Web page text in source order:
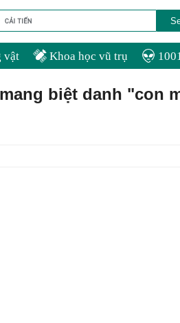
vật Khoa học vũ trụ
biệt danh "con